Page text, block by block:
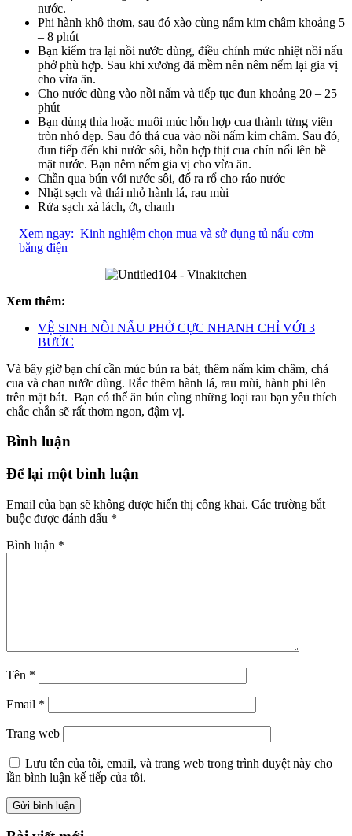
nước.
Phi hành khô thơm, sau đó xào cùng nấm kim châm khoảng 5
– 8 phút
Bạn kiểm tra lại nồi nước dùng, điều chỉnh mức nhiệt nồi nấu
phở phù hợp. Sau khi xương đã mềm nên nêm nếm lại gia vị
cho vừa ăn.
Cho nước dùng vào nồi nấm và tiếp tục đun khoảng 20 – 25
phút
Bạn dùng thìa hoặc muôi múc hỗn hợp cua thành từng viên
tròn nhỏ dẹp. Sau đó thả cua vào nồi nấm kim châm. Sau đó,
đun tiếp đến khi nước sôi, hỗn hợp thịt cua chín nổi lên bề
mặt nước. Bạn nêm nếm gia vị cho vừa ăn.
Chần qua bún với nước sôi, đổ ra rổ cho ráo nước
Nhặt sạch và thái nhỏ hành lá, rau mùi
Rửa sạch xà lách, ớt, chanh
Xem ngay: Kinh nghiệm chọn mua và sử dụng tủ nấu cơm
bằng điện
Xem thêm:
VỆ SINH NỒI NẤU PHỞ CỰC NHANH CHỈ VỚI 3
BƯỚC
Và bây giờ bạn chỉ cần múc bún ra bát, thêm nấm kim châm, chả
cua và chan nước dùng. Rắc thêm hành lá, rau mùi, hành phi lên
trên mặt bát. Bạn có thể ăn bún cùng những loại rau bạn yêu thích
chắc chắn sẽ rất thơm ngon, đậm vị.
Bình luận
Để lại một bình luận
Email của bạn sẽ không được hiển thị công khai. Các trường bắt
buộc được đánh dấu *
Bình luận *
Tên *
Email *
Trang web
Lưu tên của tôi, email, và trang web trong trình duyệt này cho
lần bình luận kế tiếp của tôi.